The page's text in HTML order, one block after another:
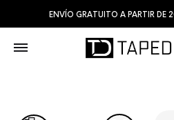
ENVÍO GRATUITO A PARTIR DE